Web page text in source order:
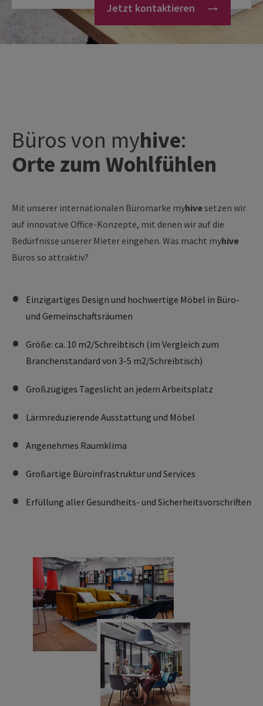
Jetzt kontaktieren
Büros von myhive:
Orte zum Wohlfühlen
Mit unserer internationalen Büromarke myhivesetzen wir
auf innovative Office-Konzepte, mit denen wir auf die
Bedürfnisse unserer Mieter eingehen. Was macht myhive
Büros so attraktiv?
Einzigartiges Design und hochwertige Möbel in Büro-
und Gemeinschaftsräumen
Größe: ca. 10 m2/Schreibtisch (im Vergleich zum
Branchenstandard von 3-5 m2/Schreibtisch)
Großzügiges Tageslicht an jedem Arbeitsplatz
Lärmreduzierende Ausstattung und Möbel
Angenehmes Raumklima
Großartige Büroinfrastruktur und Services
Erfüllung aller Gesundheits- und Sicherheitsvorschriften